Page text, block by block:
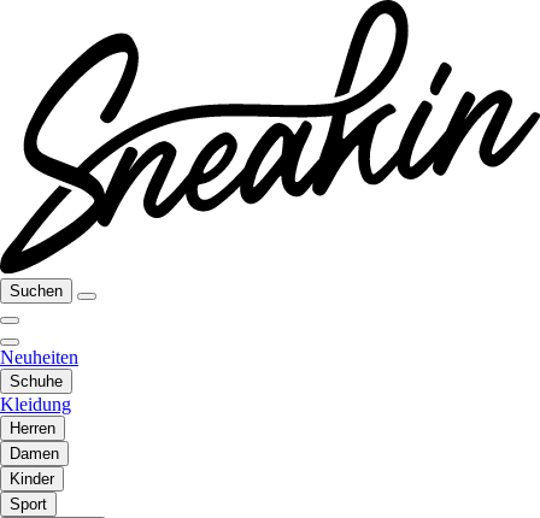
Suchen
Neuheiten
Schuhe
Kleidung
Herren
Damen
Kinder
Sport